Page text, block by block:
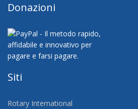
Donazioni
Siti
Rotary International